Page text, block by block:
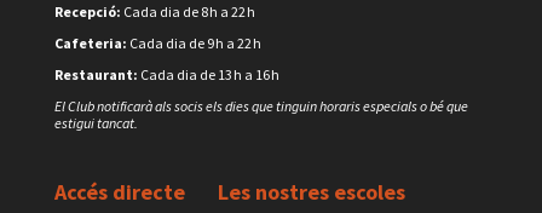
Recepció: Cada dia de 8 h a 22 h
Cafeteria: Cada dia de 9 h a 22 h
Restaurant: Cada dia de 13 h a 16 h
El Club notificarà als socis els dies que tinguin horaris especials o bé que
estigui tancat.
Accés directe Les nostres escoles